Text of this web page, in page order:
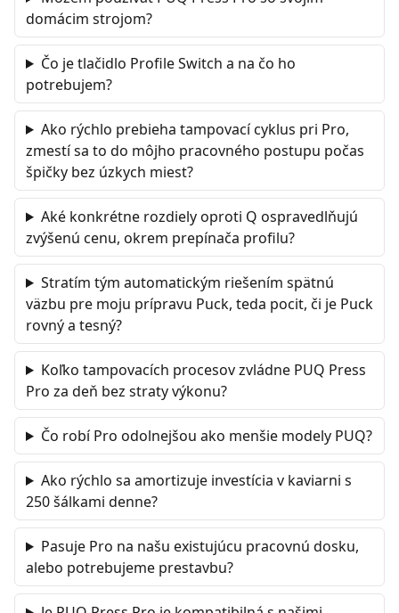
domácim strojom?
Čo je tlačidlo Profile Switch a na čo ho
potrebujem?
Ako rýchlo prebieha tampovací cyklus pri Pro,
zmestí sa to do môjho pracovného postupu počas
špičky bez úzkych miest?
Aké konkrétne rozdiely oproti Q ospravedlňujú
zvýšenú cenu, okrem prepínača profilu?
Stratím tým automatickým riešením spätnú
väzbu pre moju prípravu Puck, teda pocit, či je Puck
rovný a tesný?
Koľko tampovacích procesov zvládne PUQ Press
Pro za deň bez straty výkonu?
Čo robí Pro odolnejšou ako menšie modely PUQ?
Ako rýchlo sa amortizuje investícia v kaviarni s
250 šálkami denne?
Pasuje Pro na našu existujúcu pracovnú dosku,
alebo potrebujeme prestavbu?